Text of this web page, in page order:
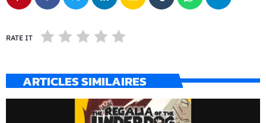
RATE IT
ARTICLES SIMILAIRES